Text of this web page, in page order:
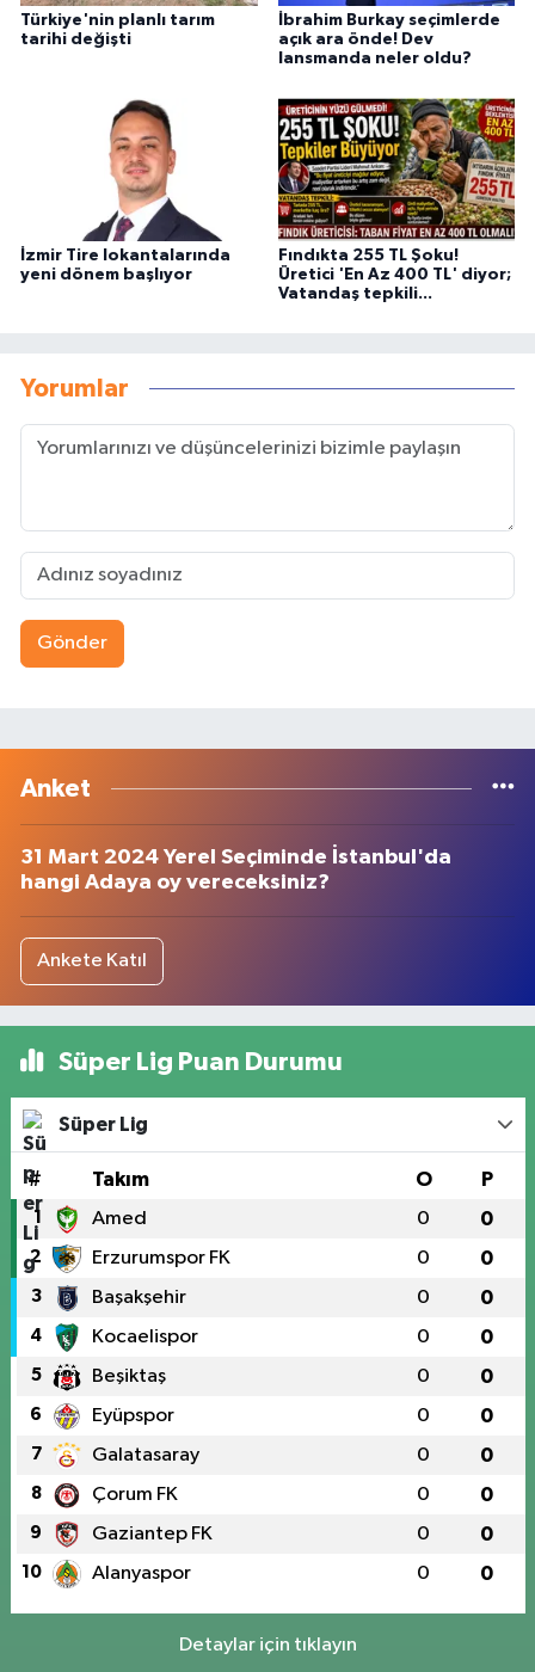
Türkiye'nin planlı tarım
tarihi değişti
İbrahim Burkay seçimlerde
açık ara önde! Dev
lansmanda neler oldu?
İzmir Tire lokantalarında
yeni dönem başlıyor
Fındıkta 255 TL Şoku!
Üretici 'En Az 400 TL' diyor;
Vatandaş tepkili...
Yorumlar
Gönder
Anket
31 Mart 2024 Yerel Seçiminde İstanbul'da
hangi Adaya oy vereceksiniz?
Ankete Katıl
Süper Lig Puan Durumu
Süper Lig
# Takım O P
1 Amed 0 0
2 Erzurumspor FK 0 0
3 Başakşehir 0 0
4 Kocaelispor 0 0
5 Beşiktaş 0 0
6 Eyüpspor 0 0
7 Galatasaray 0 0
8 Çorum FK 0 0
9 Gaziantep FK 0 0
10 Alanyaspor 0 0
Detaylar için tıklayın